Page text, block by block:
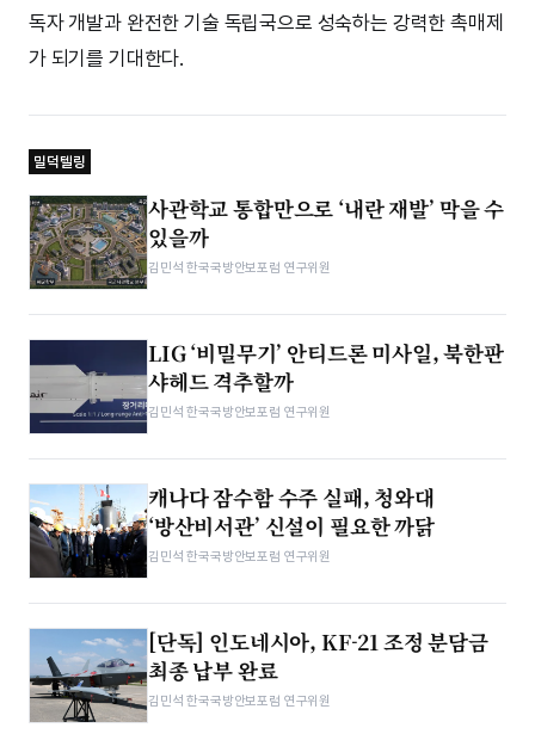
독자 개발과 완전한 기술 독립국으로 성숙하는 강력한 촉매제
가 되기를 기대한다.
밀덕텔링
사관학교 통합만으로 ‘내란 재발’ 막을 수
있을까
김민석 한국국방안보포럼 연구위원
LIG ‘비밀무기’ 안티드론 미사일, 북한판
샤헤드 격추할까
김민석 한국국방안보포럼 연구위원
캐나다 잠수함 수주 실패, 청와대
‘방산비서관’ 신설이 필요한 까닭
김민석 한국국방안보포럼 연구위원
[단독] 인도네시아, KF-21 조정 분담금
최종 납부 완료
김민석 한국국방안보포럼 연구위원